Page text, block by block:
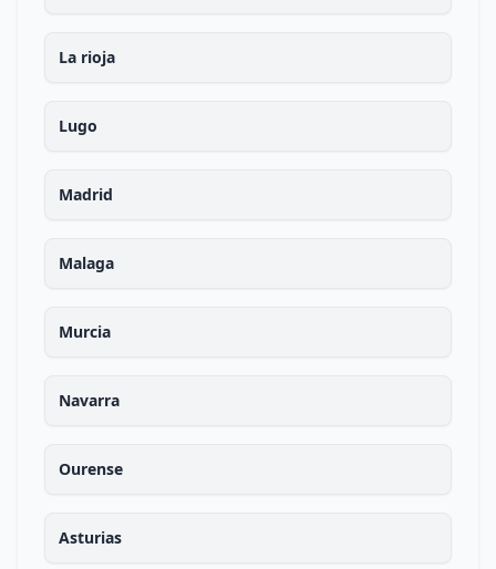
La rioja
Lugo
Madrid
Malaga
Murcia
Navarra
Ourense
Asturias